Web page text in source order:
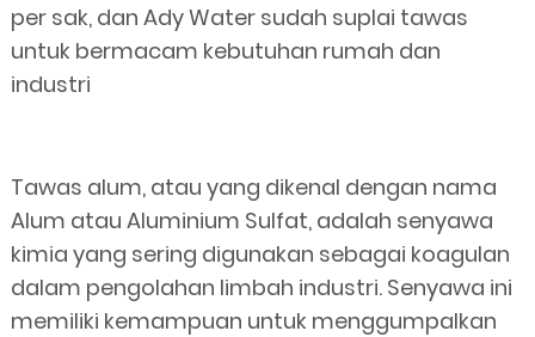
per sak, dan Ady Water sudah suplai tawas
untuk bermacam kebutuhan rumah dan
industri
Tawas alum, atau yang dikenal dengan nama
Alum atau Aluminium Sulfat, adalah senyawa
kimia yang sering digunakan sebagai koagulan
dalam pengolahan limbah industri. Senyawa ini
memiliki kemampuan untuk menggumpalkan